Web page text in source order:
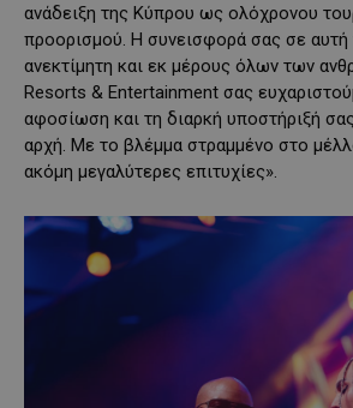
ανάδειξη της Κύπρου ως ολόχρονου
προορισμού. Η συνεισφορά σας σε αυτή
ανεκτίμητη και εκ μέρους όλων των
Resorts & Entertainment σας
αφοσίωση και τη διαρκή υποστήριξή
αρχή. Με το βλέμμα στραμμένο στο
ακόμη μεγαλύτερες επιτυχίες».